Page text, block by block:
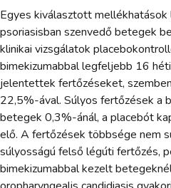
Egyes kiválasztott
psoriasisban szenvedő betegek
klinikai vizsgálatok
bimekizumabbal legfeljebb 16
jelentettek fertőzéseket,
22,5%-ával. Súlyos fertőzések a
betegek 0,3%-ánál, a placebót
elő. A fertőzések többsége nem
súlyosságú felső légúti fertőzés,
bimekizumabbal kezelt